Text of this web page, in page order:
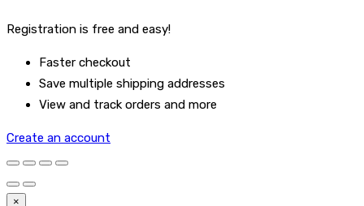
Registration is free and easy!
Faster checkout
Save multiple shipping addresses
View and track orders and more
Create an account
×